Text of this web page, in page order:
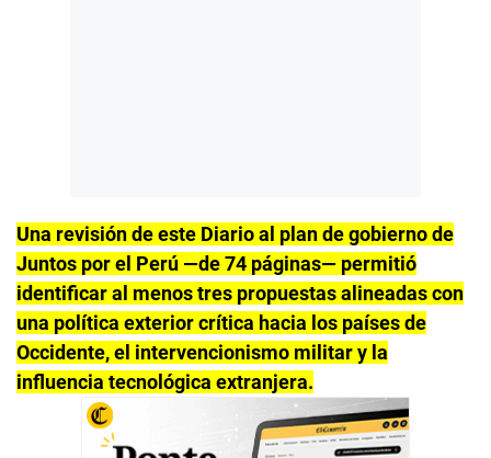
Una revisión de este Diario al plan de gobierno de
Juntos por el Perú —de 74 páginas— permitió
identificar al menos tres propuestas alineadas con
una política exterior crítica hacia los países de
Occidente, el intervencionismo militar y la
influencia tecnológica extranjera.